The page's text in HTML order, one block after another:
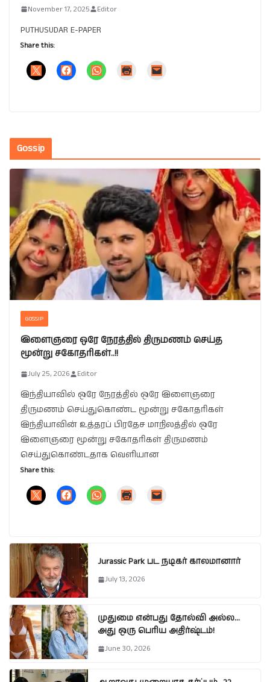
November 17, 2025 Editor
PUTHUSUDAR E-PAPER
Share this:
Gossip
GOSSIP
இளைஞரை ஒரே நேரத்தில் திருமணம் செய்த
மூன்று சகோதரிகள்..!!
July 25, 2026 Editor
இந்தியாவில் ஒரே நேரத்தில் ஒரே இளைஞரை
திருமணம் செய்துகொண்ட மூன்று சகோதரிகள்
இந்தியாவின் உத்தரப் பிரதேச மாநிலத்தில் ஒரே
இளைஞரை மூன்று சகோதரிகள் திருமணம்
செய்துகொண்டதாக வெளியான
Share this:
Jurassic Park பட நடிகர் காலமானார்
July 13, 2026
முதுமை என்பது தோல்வி அல்ல…
அது ஒரு பெரிய அதிர்ஷ்டம்!
June 30, 2026